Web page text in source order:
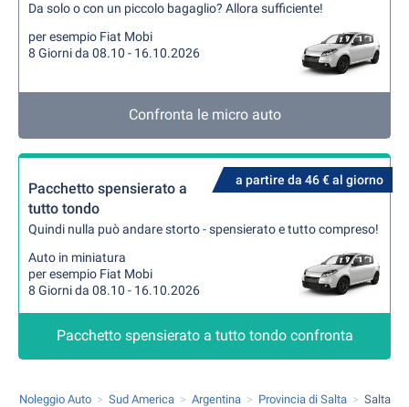
Da solo o con un piccolo bagaglio? Allora sufficiente!
per esempio Fiat Mobi
8 Giorni da 08.10 - 16.10.2026
Confronta le micro auto
a partire da 46 € al giorno
Pacchetto spensierato a
tutto tondo
Quindi nulla può andare storto - spensierato e tutto compreso!
Auto in miniatura
per esempio Fiat Mobi
8 Giorni da 08.10 - 16.10.2026
Pacchetto spensierato a tutto tondo confronta
Noleggio Auto Sud America Argentina Provincia di Salta Salta